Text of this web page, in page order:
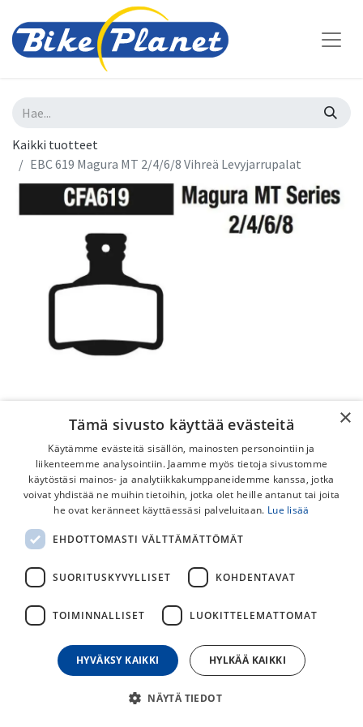
Kaikki tuotteet
EBC 619 Magura MT 2/4/6/8 Vihreä Levyjarrupalat
EBC 619 Magura MT 2/4/6/8 Vihreä
Levyjarrupalat
EBC:n laadukas Vihreä Green Resin levyjarrupala. Hyvä ja
monipuolinen Resinpala normaaliin työmatka, retkeily, ja
cross-countrypyöräilyyn "pehmeille" levyille, joita useimmat
€
×
Tämä sivusto käyttää evästeitä
Käytämme evästeitä sisällön, mainosten personointiin ja
liikenteemme analysointiin. Jaamme myös tietoja sivustomme
käytöstäsi mainos- ja analytiikkakumppaneidemme kanssa, jotka
voivat yhdistää ne muihin tietoihin, jotka olet heille antanut tai joita
he ovat keränneet käyttäessäsi palveluitaan. Lue lisää
EHDOTTOMASTI VÄLTTÄMÄTTÖMÄT
SUORITUSKYVYLLISET KOHDENTAVAT
TOIMINNALLISET LUOKITTELEMATTOMAT
HYVÄKSY KAIKKI HYLKÄÄ KAIKKI
NÄYTÄ TIEDOT